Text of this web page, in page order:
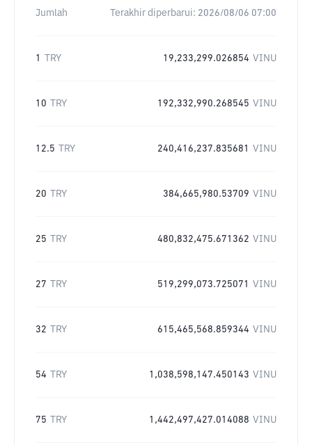
Jumlah Terakhir diperbarui: 2026/08/06 07:00
1 TRY 19,233,299.026854 VINU
10 TRY 192,332,990.268545 VINU
12.5 TRY 240,416,237.835681 VINU
20 TRY 384,665,980.53709 VINU
25 TRY 480,832,475.671362 VINU
27 TRY 519,299,073.725071 VINU
32 TRY 615,465,568.859344 VINU
54 TRY 1,038,598,147.450143 VINU
75 TRY 1,442,497,427.014088 VINU